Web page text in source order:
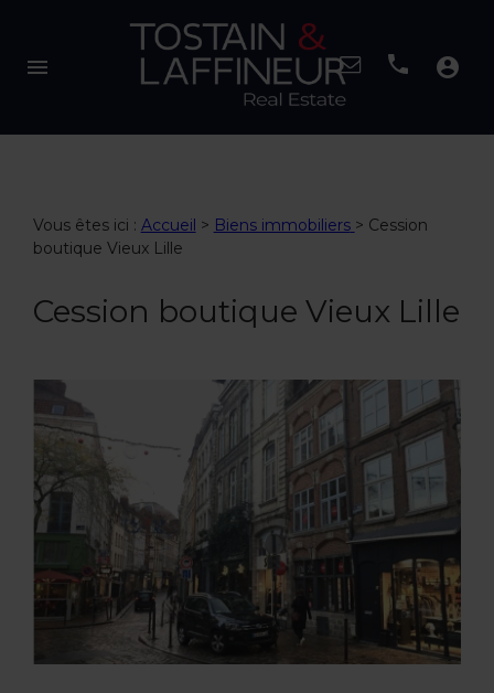
menu account_circle
Vous êtes ici : Accueil > Biens immobiliers > Cession
boutique Vieux Lille
Cession boutique Vieux Lille